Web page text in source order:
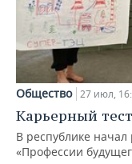
Общество 27 июл,
Карьерный
В республике
«Профессии